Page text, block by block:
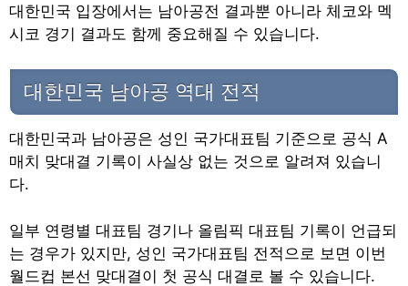
대한민국 입장에서는 남아공전 결과뿐 아니라 체코와 멕
시코 경기 결과도 함께 중요해질 수 있습니다.
대한민국 남아공 역대 전적
대한민국과 남아공은 성인 국가대표팀 기준으로 공식 A
매치 맞대결 기록이 사실상 없는 것으로 알려져 있습니
다.
일부 연령별 대표팀 경기나 올림픽 대표팀 기록이 언급되
는 경우가 있지만, 성인 국가대표팀 전적으로 보면 이번
월드컵 본선 맞대결이 첫 공식 대결로 볼 수 있습니다.